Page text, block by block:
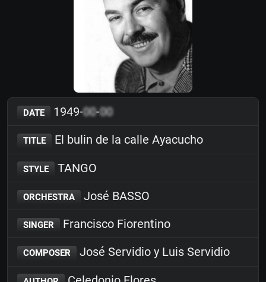
DATE 1949-00-00
TITLE El bulin de la calle Ayacucho
STYLE TANGO
ORCHESTRA José BASSO
SINGER Francisco Fiorentino
COMPOSER José Servidio y Luis Servidio